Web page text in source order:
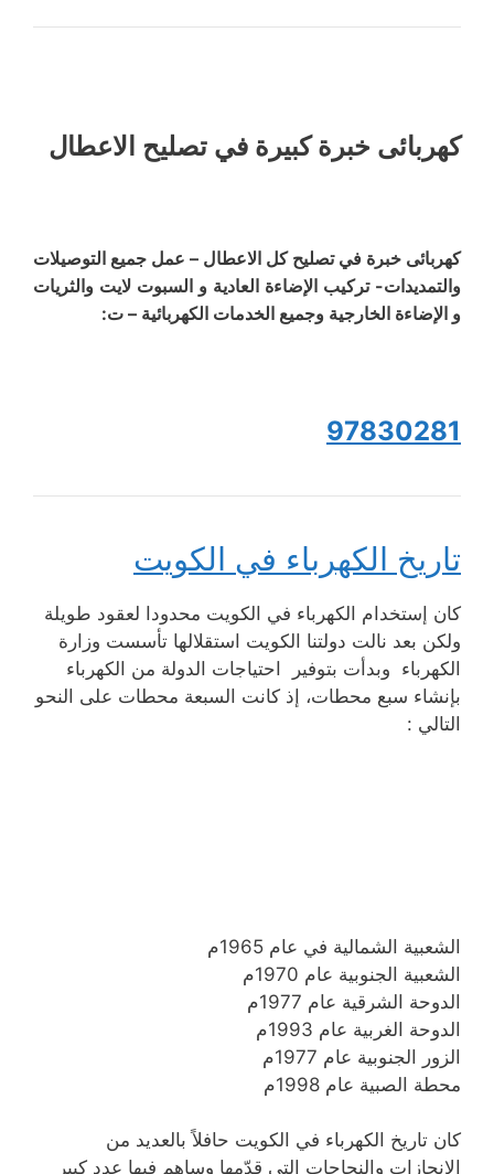
كهربائى خبرة كبيرة في تصليح الاعطال
كهربائى خبرة في تصليح كل الاعطال – عمل جميع التوصيلات
والتمديدات- تركيب الإضاءة العادية و السبوت لايت والثريات
و الإضاءة الخارجية وجميع الخدمات الكهربائية – ت:
97830281
تاريخ الكهرباء في الكويت
كان إستخدام الكهرباء في الكويت محدودا لعقود طويلة
ولكن بعد نالت دولتنا الكويت استقلالها تأسست وزارة
الكهرباء وبدأت بتوفير احتياجات الدولة من الكهرباء
بإنشاء سبع محطات، إذ كانت السبعة محطات على النحو
التالي :
الشعبية الشمالية في عام 1965م
الشعبية الجنوبية عام 1970م
الدوحة الشرقية عام 1977م
الدوحة الغربية عام 1993م
الزور الجنوبية عام 1977م
محطة الصبية عام 1998م
كان تاريخ الكهرباء في الكويت حافلاً بالعديد من
الإنجازات والنجاحات التي قدّمها وساهم فيها عدد كبير